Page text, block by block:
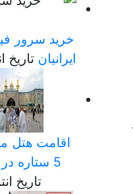
خرید سرور
ایرانیان تاریخ
اقامت هتل
5 ستاره در سفر زیارتی عراق
تاریخ انتشار: